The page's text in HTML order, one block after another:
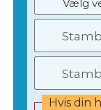
Hvis din